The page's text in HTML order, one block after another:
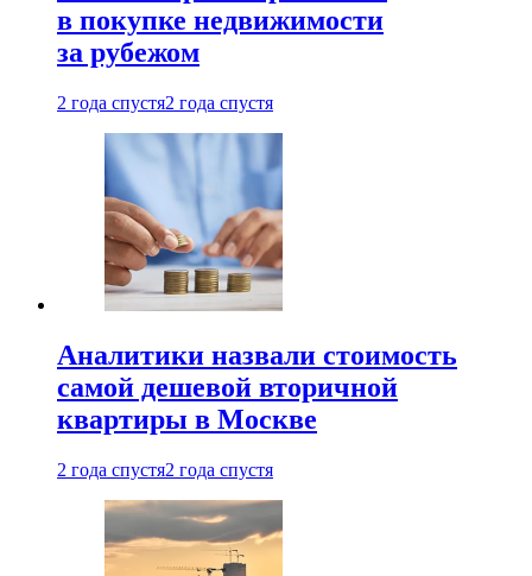
в покупке недвижимости
за рубежом
2 года спустя2 года спустя
Аналитики назвали стоимость
самой дешевой вторичной
квартиры в Москве
2 года спустя2 года спустя